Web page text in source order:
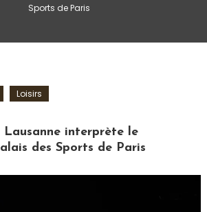
Sports de Paris
Loisirs
interprète le
des Sports de Paris